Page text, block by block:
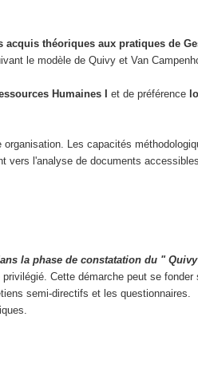
acquis théoriques aux pratiques de
le modèle de Quivy et Van
Humaines Iet de préférence
Les capacités
vers l'analyse de documents
la phase de constatation du "
Cette démarche peut se
semi-directifs et les questionnaires.